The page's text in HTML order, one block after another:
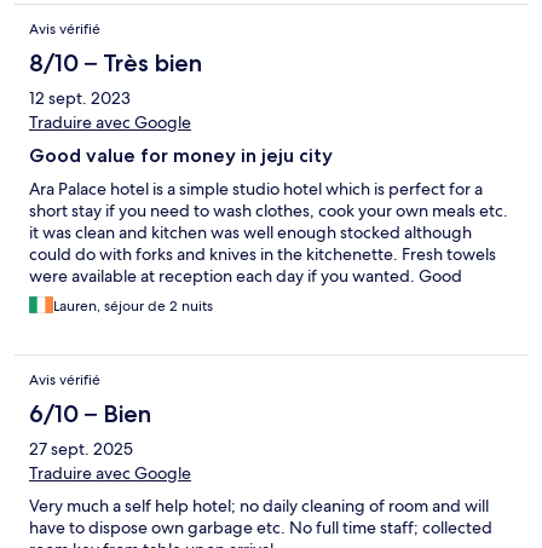
Avis vérifié
8/10 – Très bien
12 sept. 2023
Traduire avec Google
Good value for money in jeju city
Ara Palace hotel is a simple studio hotel which is perfect for a
short stay if you need to wash clothes, cook your own meals etc.
it was clean and kitchen was well enough stocked although
could do with forks and knives in the kitchenette. Fresh towels
were available at reception each day if you wanted. Good
location near Jeju city hall.
Lauren, séjour de 2 nuits
Avis vérifié
6/10 – Bien
27 sept. 2025
Traduire avec Google
Very much a self help hotel; no daily cleaning of room and will
have to dispose own garbage etc. No full time staff; collected